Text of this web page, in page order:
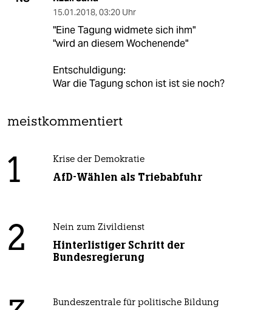
15.01.2018, 03:20 Uhr
"Eine Tagung widmete sich ihm"
"wird an diesem Wochenende"
Entschuldigung:
War die Tagung schon ist ist sie noch?
meistkommentiert
1 Krise der Demokratie
AfD-Wählen als Triebabfuhr
2 Nein zum Zivildienst
Hinterlistiger Schritt der
Bundesregierung
Bundeszentrale für politische Bildung